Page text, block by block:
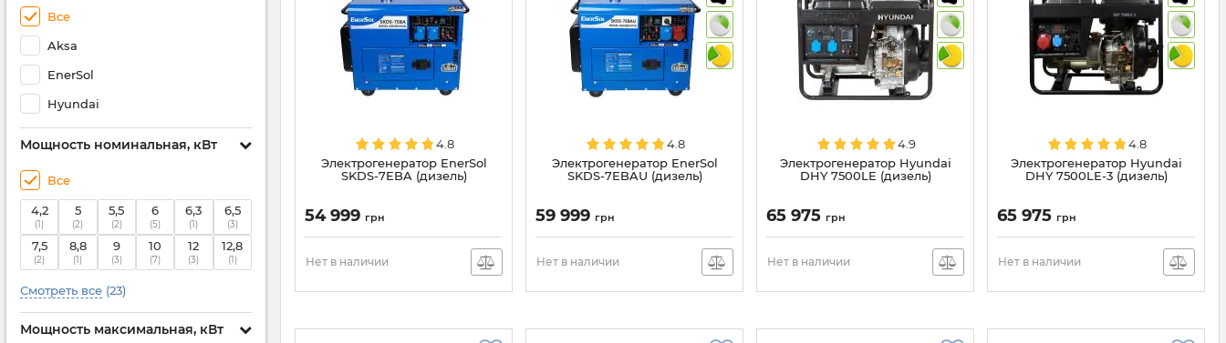
Все
Aksa
EnerSol
Hyundai
Мощность номинальная, кВт
Все
4,2
(1)
5
(2)
5,5
(2)
6
(5)
6,3
(1)
6,5
(3)
7,5
(2)
8,8
(1)
9
(3)
10
(7)
12
(3)
12,8
(1)
Смотреть все (23)
Мощность максимальная, кВт
4.8
Электрогенератор EnerSol
SKDS-7EBA (дизель)
54 999 грн
Нет в наличии
4.8
Электрогенератор EnerSol
SKDS-7EBAU (дизель)
59 999 грн
Нет в наличии
4.9
Электрогенератор Hyundai
DHY 7500LE (дизель)
65 975 грн
Нет в наличии
4.8
Электрогенератор Hyundai
DHY 7500LE-3 (дизель)
65 975 грн
Нет в наличии